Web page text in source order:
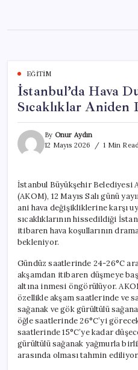
content
EĞITIM
İstanbul’da Hava
Sıcaklıklar Aniden
By Onur Aydın
12 Mayıs 2026
1 Min
İstanbul Büyükşehir
(AKOM), 12 Mayıs Salı günü
ani hava değişikliklerine karşı
sıcaklıklarının hissedildiği
itibaren hava koşullarının
bekleniyor.
Gündüz saatlerinde 24-26°C
akşamdan itibaren düşmeye
altına inmesi öngörülüyor.
özellikle akşam saatlerinde ve
sağanak ve gök gürültülü
öğle saatlerinde 26°C’yi
saatlerinde 15°C’ye kadar
gürültülü sağanak yağmurla
arasında olması tahmin ediliyor.